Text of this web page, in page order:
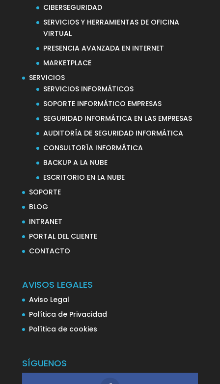
CIBERSEGURIDAD
SERVICIOS Y HERRAMIENTAS DE OFICINA
VIRTUAL
PRESENCIA AVANZADA EN INTERNET
MARKETPLACE
SERVICIOS
SERVICIOS INFORMÁTICOS
SOPORTE INFORMÁTICO EMPRESAS
SEGURIDAD INFORMÁTICA EN LAS EMPRESAS
AUDITORÍA DE SEGURIDAD INFORMÁTICA
CONSULTORÍA INFORMÁTICA
BACKUP A LA NUBE
ESCRITORIO EN LA NUBE
SOPORTE
BLOG
INTRANET
PORTAL DEL CLIENTE
CONTACTO
AVISOS LEGALES
Aviso Legal
Política de Privacidad
Política de cookies
SÍGUENOS